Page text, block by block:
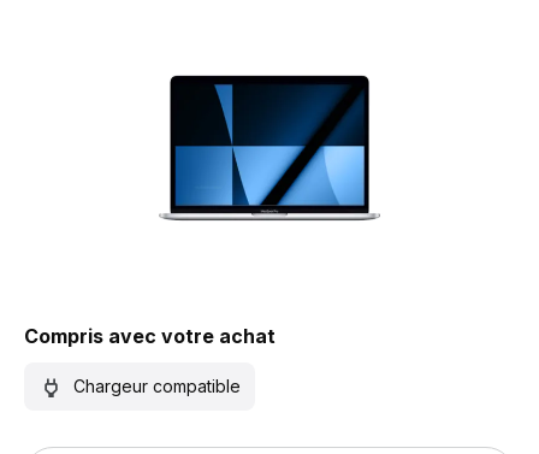
Compris avec votre achat
Chargeur compatible